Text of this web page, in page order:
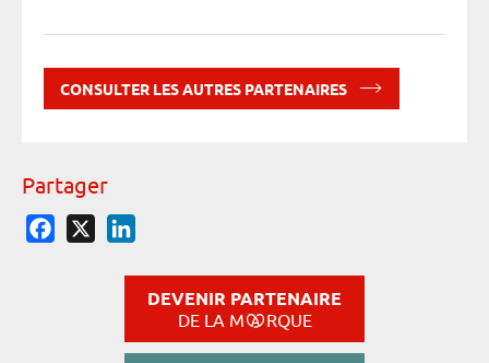
CONSULTER LES AUTRES PARTENAIRES
Partager
Facebook
DEVENIR PARTENAIRE
DE LA M RQUE